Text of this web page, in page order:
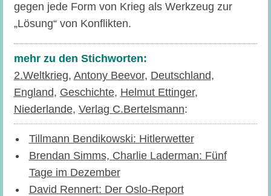
gegen jede Form von Krieg als Werkzeug zur
„Lösung“ von Konflikten.
mehr zu den Stichworten:
2.Weltkrieg, Antony Beevor, Deutschland,
England, Geschichte, Helmut Ettinger,
Niederlande, Verlag C.Bertelsmann:
Tillmann Bendikowski: Hitlerwetter
Brendan Simms, Charlie Laderman: Fünf
Tage im Dezember
David Rennert: Der Oslo-Report